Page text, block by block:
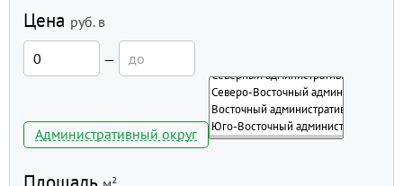
Цена руб. в
—
Административный округ